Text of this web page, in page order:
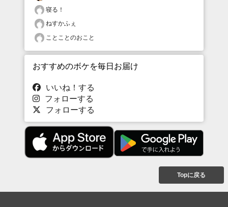
寝る！
ねすかふぇ
ことことのおこと
おすすめのボケを毎日お届け
いいね！する
フォローする
フォローする
Topに戻る